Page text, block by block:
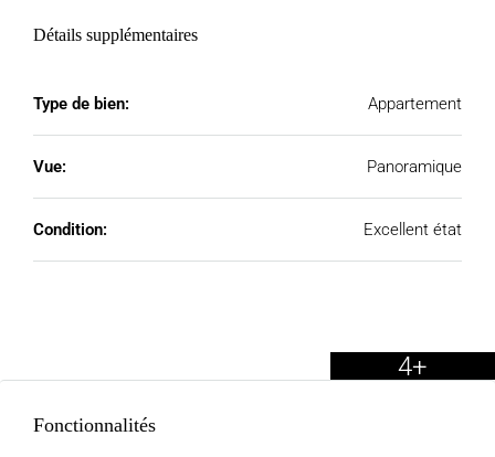
Détails supplémentaires
Type de bien: Appartement
Vue: Panoramique
Condition: Excellent état
4+
Fonctionnalités